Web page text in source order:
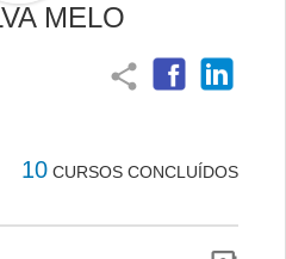
MELO
share
10 CURSOS CONCLUÍDOS